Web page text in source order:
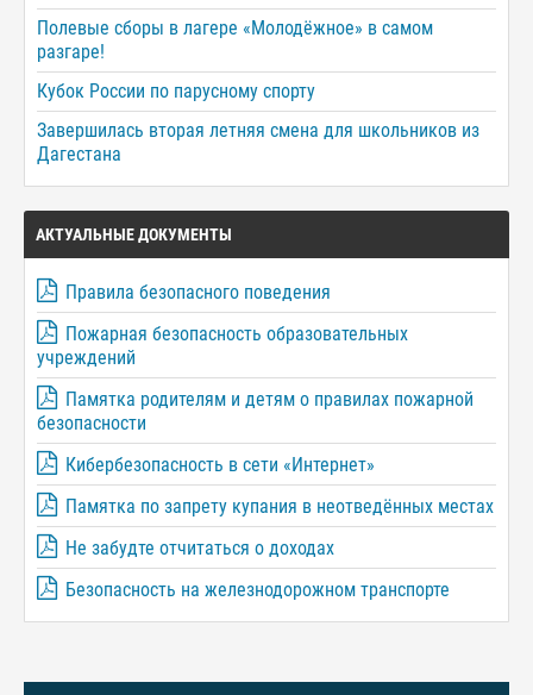
Полевые сборы в лагере «Молодёжное» в самом
разгаре!
Кубок России по парусному спорту
Завершилась вторая летняя смена для школьников из
Дагестана
АКТУАЛЬНЫЕ ДОКУМЕНТЫ
Правила безопасного поведения
Пожарная безопасность образовательных
учреждений
Памятка родителям и детям о правилах пожарной
безопасности
Кибербезопасность в сети «Интернет»
Памятка по запрету купания в неотведённых местах
Не забудте отчитаться о доходах
Безопасность на железнодорожном транспорте